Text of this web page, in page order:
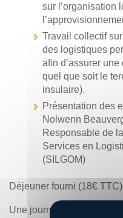
sur l’organisation
Travail collectif
des logistiques
afin d’assurer
quel que soit le
insulaire).
Présentation des
Nolwenn
Responsable de
Services en
(SILGOM)
Déjeuner fourni (18€
Une journée coorganisée